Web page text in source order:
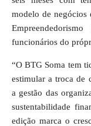
modelo de negócios
funcionários do
“O BTG Soma tem
estimular a troca de
a gestão das
sustentabilidade
edição marca o